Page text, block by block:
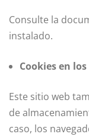
Consulte la
instalado.
Cookies en
Este sitio web
de
caso, los